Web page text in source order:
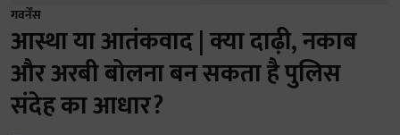
गवर्नेंस
आस्था या आतंकवाद | क्या दाढ़ी, नकाब
और अरबी बोलना बन सकता है पुलिस
संदेह का आधार?